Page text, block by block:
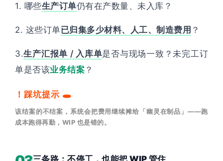
1. 哪些生产订单仍有在产数量、未入库？
2. 这些订单已归集多少材料、人工、制造费用 ？
3.生产汇报单 / 入库单是否与现场一致？未完工订
单是否该业务结案 ？
！踩坑提示 🕳
该结案的不结案，系统会把费用继续摊给「幽灵在制品」——跑
成本跑得再勤，WIP 也是错的。